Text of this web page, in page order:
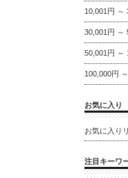
10,001円 ～
30,001円 ～
50,001円 ～
100,000円 ～
お気に入り
お気に入り
注目キーワ